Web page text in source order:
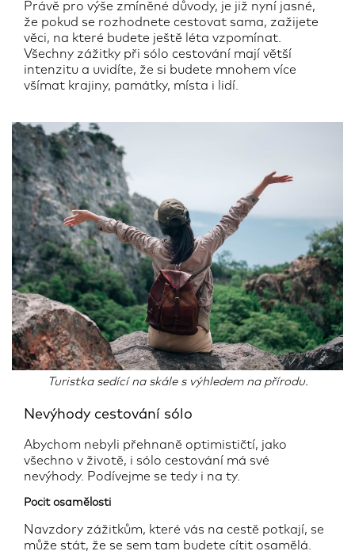
Právě pro výše zmíněné důvody, je již nyní jasné,
že pokud se rozhodnete cestovat sama, zažijete
věci, na které budete ještě léta vzpomínat.
Všechny zážitky při sólo cestování mají větší
intenzitu a uvidíte, že si budete mnohem více
všímat krajiny, památky, místa i lidí.
Turistka sedící na skále s výhledem na přírodu.
Nevýhody cestování sólo
Abychom nebyli přehnaně optimističtí, jako
všechno v životě, i sólo cestování má své
nevýhody. Podívejme se tedy i na ty.
Pocit osamělosti
Navzdory zážitkům, které vás na cestě potkají, se
může stát, že se sem tam budete cítit osamělá.